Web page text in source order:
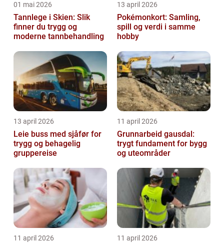
01 mai 2026
Tannlege i Skien: Slik
finner du trygg og
moderne tannbehandling
13 april 2026
Pokémonkort: Samling,
spill og verdi i samme
hobby
13 april 2026
Leie buss med sjåfør for
trygg og behagelig
gruppereise
11 april 2026
Grunnarbeid gausdal:
trygt fundament for bygg
og uteområder
11 april 2026 11 april 2026